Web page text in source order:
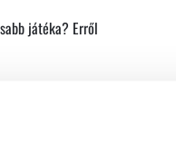
játéka? Erről
verziók